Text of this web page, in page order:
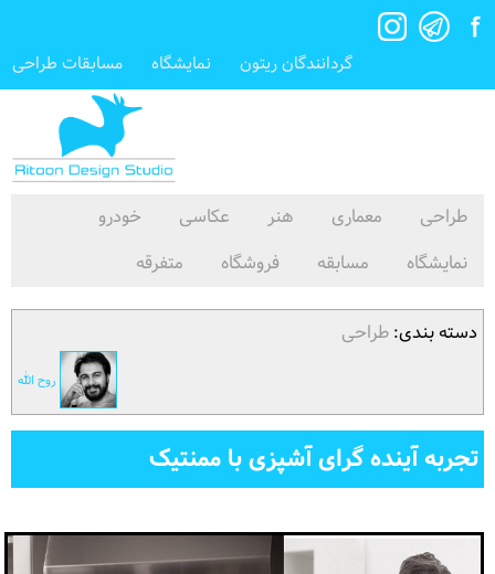
گردانندگان ریتون نمایشگاه مسابقات طراحی
طراحی معماری هنر عکاسی
خودرو
نمایشگاه
مسابقه فروشگاه متفرقه
دسته بندی:طراحی
روح الله
تجربه آینده گرای آشپزی با ممنتیک